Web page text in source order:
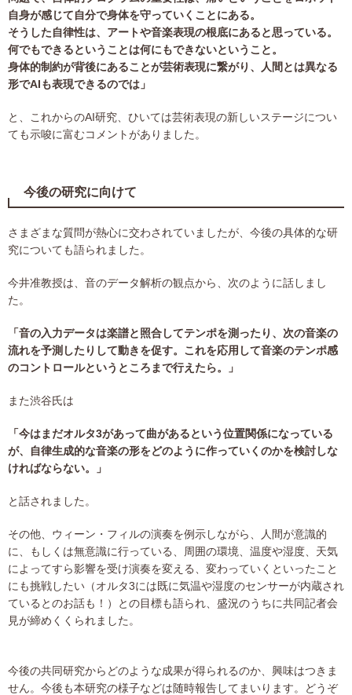
自身が感じて自分で身体を守っていくことにある。
そうした自律性は、アートや音楽表現の根底にあると思っている。
何でもできるということは何にもできないということ。
身体的制約が背後にあることが芸術表現に繋がり、人間とは異なる
形でAIも表現できるのでは」
と、これからのAI研究、ひいては芸術表現の新しいステージについ
ても示唆に富むコメントがありました。
今後の研究に向けて
さまざまな質問が熱心に交わされていましたが、今後の具体的な研
究についても語られました。
今井准教授は、音のデータ解析の観点から、次のように話しまし
た。
「音の入力データは楽譜と照合してテンポを測ったり、次の音楽の
流れを予測したりして動きを促す。これを応用して音楽のテンポ感
のコントロールというところまで行えたら。」
また渋谷氏は
「今はまだオルタ3があって曲があるという位置関係になっている
が、自律生成的な音楽の形をどのように作っていくのかを検討しな
ければならない。」
と話されました。
その他、ウィーン・フィルの演奏を例示しながら、人間が意識的
に、もしくは無意識に行っている、周囲の環境、温度や湿度、天気
によってすら影響を受け演奏を変える、変わっていくといったこと
にも挑戦したい（オルタ3には既に気温や湿度のセンサーが内蔵され
ているとのお話も！）との目標も語られ、盛況のうちに共同記者会
見が締めくくられました。
今後の共同研究からどのような成果が得られるのか、興味はつきま
せん。今後も本研究の様子などは随時報告してまいります。どうぞ